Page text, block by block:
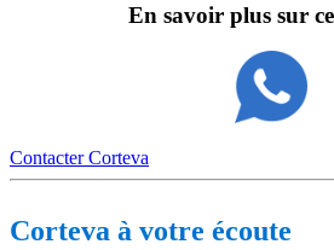
En savoir plus sur
Contacter Corteva
Corteva à votre écoute